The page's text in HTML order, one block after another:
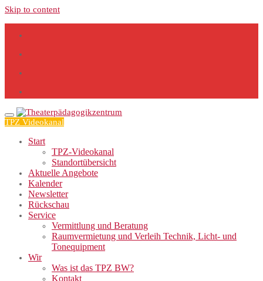
Skip to content
TPZ Videokanal
Start
TPZ-Videokanal
Standortübersicht
Aktuelle Angebote
Kalender
Newsletter
Rückschau
Service
Vermittlung und Beratung
Raumvermietung und Verleih Technik, Licht- und
Tonequipment
Wir
Was ist das TPZ BW?
Kontakt